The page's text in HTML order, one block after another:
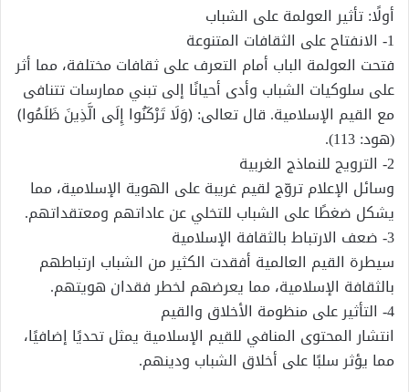
أولًا: تأثير العولمة على الشباب
1- الانفتاح على الثقافات المتنوعة
فتحت العولمة الباب أمام التعرف على ثقافات مختلفة، مما أثر
على سلوكيات الشباب وأدى أحيانًا إلى تبني ممارسات تتنافى
مع القيم الإسلامية. قال تعالى: ﴿وَلَا تَرْكَنُوا إِلَى الَّذِينَ ظَلَمُوا﴾
(هود: 113).
2- الترويج للنماذج الغربية
وسائل الإعلام تروّج لقيم غريبة على الهوية الإسلامية، مما
يشكل ضغطًا على الشباب للتخلي عن عاداتهم ومعتقداتهم.
3- ضعف الارتباط بالثقافة الإسلامية
سيطرة القيم العالمية أفقدت الكثير من الشباب ارتباطهم
بالثقافة الإسلامية، مما يعرضهم لخطر فقدان هويتهم.
4- التأثير على منظومة الأخلاق والقيم
انتشار المحتوى المنافي للقيم الإسلامية يمثل تحديًا إضافيًا،
مما يؤثر سلبًا على أخلاق الشباب ودينهم.